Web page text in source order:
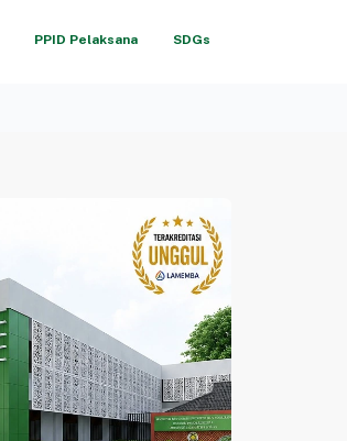
PPID Pelaksana SDGs